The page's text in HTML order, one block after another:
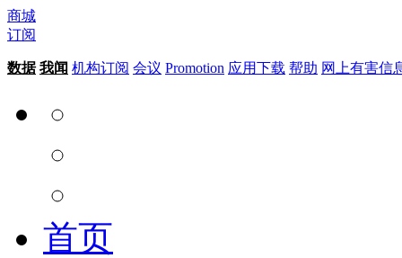
商城
订阅
数据 我闻 机构订阅 会议 Promotion 应用下载 帮助 网上有害信
首页